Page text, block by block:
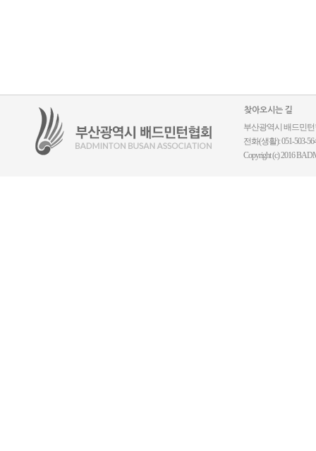
찾아오시는 길
부산광역시 배드민턴
전화(생활): 051-503-
Copyright (c) 2016